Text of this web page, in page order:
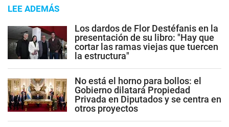
LEE ADEMÁS
Los dardos de Flor Destéfanis en la
presentación de su libro: "Hay que
cortar las ramas viejas que tuercen
la estructura"
No está el horno para bollos: el
Gobierno dilatará Propiedad
Privada en Diputados y se centra en
otros proyectos